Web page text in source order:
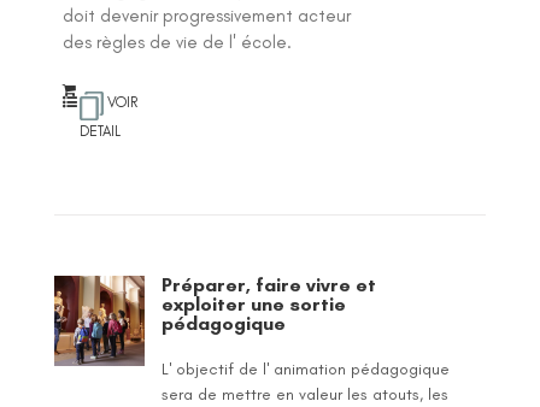
doit devenir progressivement acteur
des règles de vie de l' école.
VOIR
DETAIL
Préparer, faire vivre et
exploiter une sortie
pédagogique
L' objectif de l' animation pédagogique
sera de mettre en valeur les atouts, les